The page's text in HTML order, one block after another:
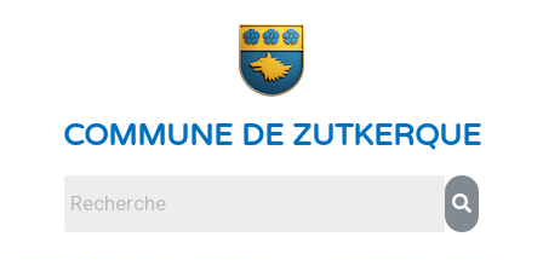
COMMUNE DE ZUTKERQUE